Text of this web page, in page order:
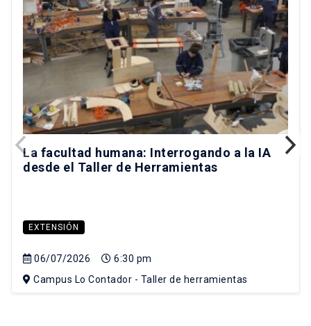
La facultad humana: Interrogando a la IA
desde el Taller de Herramientas
EXTENSIÓN
06/07/2026
6:30 pm
Campus Lo Contador - Taller de herramientas